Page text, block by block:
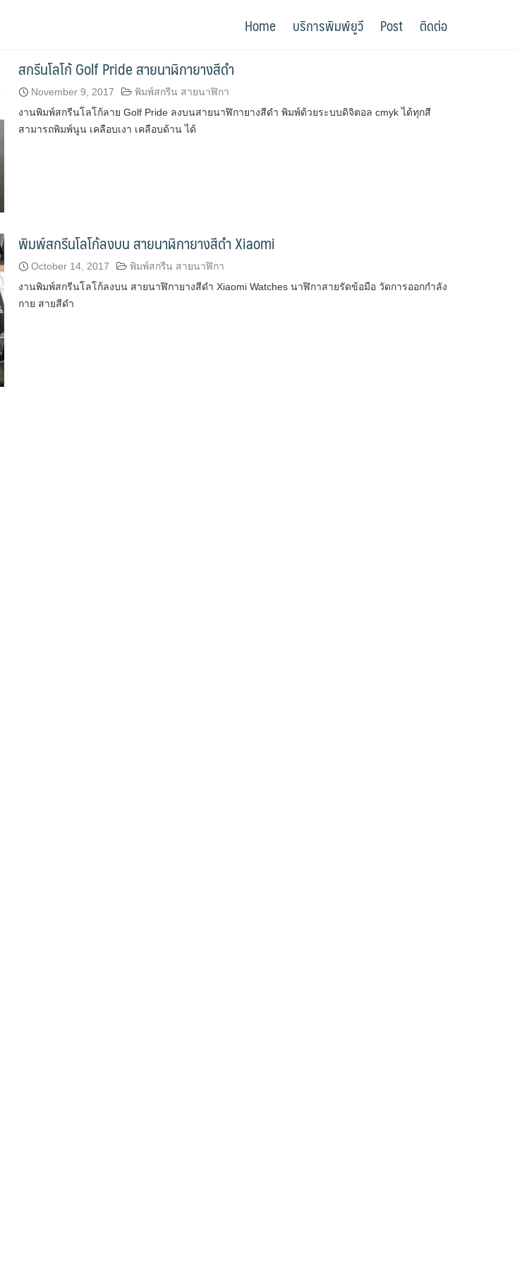
Home บริการพิมพ์ยูวี Post ติดต่อ
สกรีนโลโก้ Golf Pride สายนาฬิกายางสีดำ
November 9, 2017
พิมพ์สกรีน สายนาฬิกา
งานพิมพ์สกรีนโลโก้ลาย Golf Pride ลงบนสายนาฬิกายางสีดำ พิมพ์ด้วยระบบดิจิตอล cmyk ได้ทุกสี
สามารถพิมพ์นูน เคลือบเงา เคลือบด้าน ได้
พิมพ์สกรีนโลโก้ลงบน สายนาฬิกายางสีดำ Xiaomi
October 14, 2017
พิมพ์สกรีน สายนาฬิกา
งานพิมพ์สกรีนโลโก้ลงบน สายนาฬิกายางสีดำ Xiaomi Watches นาฬิกาสายรัดข้อมือ วัดการออกกำลัง
กาย สายสีดำ